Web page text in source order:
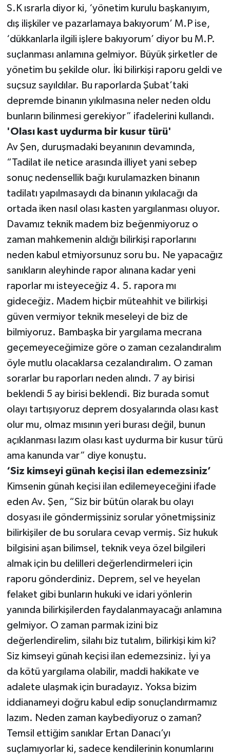
S.K ısrarla diyor ki, ‘yönetim kurulu başkanıyım,
dış ilişkiler ve pazarlamaya bakıyorum’ M.P ise,
‘dükkanlarla ilgili işlere bakıyorum’ diyor bu M.P.
suçlanması anlamına gelmiyor. Büyük şirketler de
yönetim bu şekilde olur. İki bilirkişi raporu geldi ve
suçsuz sayıldılar. Bu raporlarda Şubat’taki
depremde binanın yıkılmasına neler neden oldu
bunların bilinmesi gerekiyor” ifadelerini kullandı.
'Olası kast uydurma bir kusur türü'
Av Şen, duruşmadaki beyanının devamında,
“Tadilat ile netice arasında illiyet yani sebep
sonuç nedensellik bağı kurulamazken binanın
tadilatı yapılmasaydı da binanın yıkılacağı da
ortada iken nasıl olası kasten yargılanması oluyor.
Davamız teknik madem biz beğenmiyoruz o
zaman mahkemenin aldığı bilirkişi raporlarını
neden kabul etmiyorsunuz soru bu. Ne yapacağız
sanıkların aleyhinde rapor alınana kadar yeni
raporlar mı isteyeceğiz 4. 5. rapora mı
gideceğiz. Madem hiçbir müteahhit ve bilirkişi
güven vermiyor teknik meseleyi de biz de
bilmiyoruz. Bambaşka bir yargılama mecrana
geçemeyeceğimize göre o zaman cezalandıralım
öyle mutlu olacaklarsa cezalandıralım. O zaman
sorarlar bu raporları neden alındı. 7 ay birisi
beklendi 5 ay birisi beklendi. Biz burada somut
olayı tartışıyoruz deprem dosyalarında olası kast
olur mu, olmaz mısının yeri burası değil, bunun
açıklanması lazım olası kast uydurma bir kusur türü
ama kanunda var” diye konuştu.
‘Siz kimseyi günah keçisi ilan edemezsiniz’
Kimsenin günah keçisi ilan edilemeyeceğini ifade
eden Av. Şen, “Siz bir bütün olarak bu olayı
dosyası ile göndermişsiniz sorular yönetmişsiniz
bilirkişiler de bu sorulara cevap vermiş. Siz hukuk
bilgisini aşan bilimsel, teknik veya özel bilgileri
almak için bu delilleri değerlendirmeleri için
raporu gönderdiniz. Deprem, sel ve heyelan
felaket gibi bunların hukuki ve idari yönlerin
yanında bilirkişilerden faydalanmayacağı anlamına
gelmiyor. O zaman parmak izini biz
değerlendirelim, silahı biz tutalım, bilirkişi kim ki?
Siz kimseyi günah keçisi ilan edemezsiniz. İyi ya
da kötü yargılama olabilir, maddi hakikate ve
adalete ulaşmak için buradayız. Yoksa bizim
iddianameyi doğru kabul edip sonuçlandırmamız
lazım. Neden zaman kaybediyoruz o zaman?
Temsil ettiğim sanıklar Ertan Danacı’yı
suçlamıyorlar ki, sadece kendilerinin konumlarını